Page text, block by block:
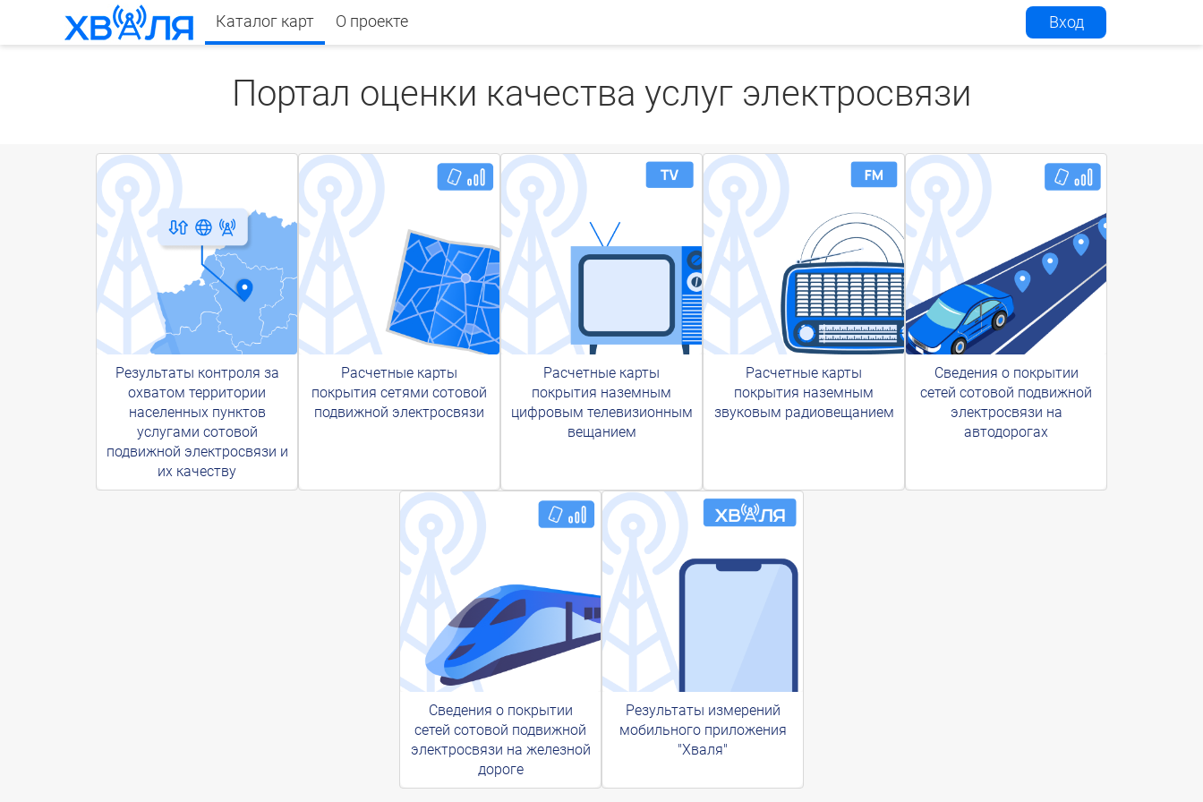
Каталог карт О проекте Вход
Портал оценки качества услуг электросвязи
Результаты контроля за
охватом территории
населенных пунктов
услугами сотовой
подвижной электросвязи и
их качеству
Расчетные карты
покрытия сетями сотовой
подвижной электросвязи
Расчетные карты
покрытия наземным
цифровым телевизионным
вещанием
Расчетные карты
покрытия наземным
звуковым радиовещанием
Сведения о покрытии
сетей сотовой подвижной
электросвязи на
автодорогах
Сведения о покрытии
сетей сотовой подвижной
электросвязи на железной
дороге
Результаты измерений
мобильного приложения
"Хваля"